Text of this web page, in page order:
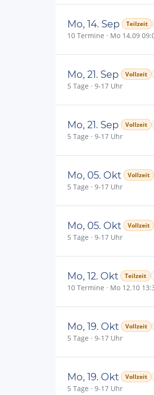
Mo, 14. Sep Teilzeit
10 Termine · Mo 14.09
Mo, 21. Sep Vollzeit
5 Tage · 9-17 Uhr
Mo, 21. Sep Vollzeit
5 Tage · 9-17 Uhr
Mo, 05. Okt Vollzeit
5 Tage · 9-17 Uhr
Mo, 05. Okt Vollzeit
5 Tage · 9-17 Uhr
Mo, 12. Okt Teilzeit
10 Termine · Mo 12.10
Mo, 19. Okt Vollzeit
5 Tage · 9-17 Uhr
Mo, 19. Okt Vollzeit
5 Tage · 9-17 Uhr